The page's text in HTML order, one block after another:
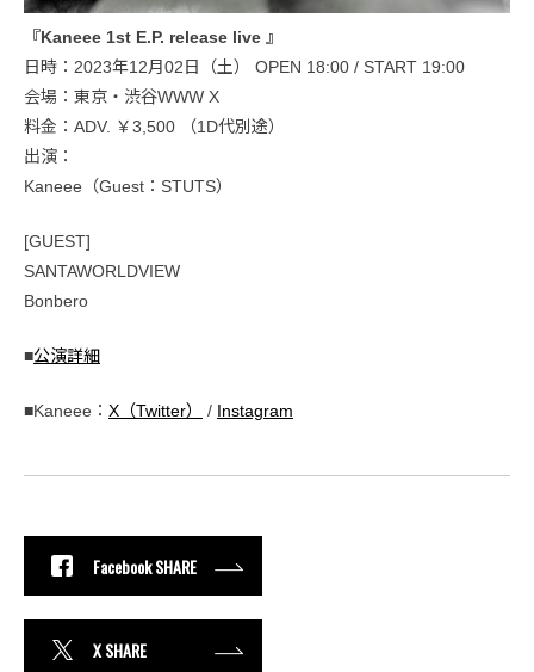
『Kaneee 1st E.P. release live 』
日時：2023年12月02日（土） OPEN 18:00 / START 19:00
会場：東京・渋谷WWW X
料金：ADV. ￥3,500 （1D代別途）
出演：
Kaneee（Guest：STUTS）
[GUEST]
SANTAWORLDVIEW
Bonbero
■公演詳細
■Kaneee： X（Twitter） / Instagram
Facebook SHARE
X SHARE